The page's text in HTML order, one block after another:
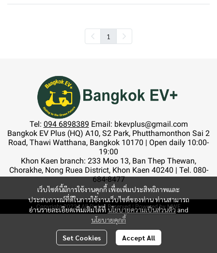
1
เว็บไซต์นี้มีการใช้งานคุกกี้ เพื่อเพิ่มประสิทธิภาพและ
ประสบการณ์ที่ดีในการใช้งานเว็บไซต์ของท่าน ท่านสามารถ
อ่านรายละเอียดเพิ่มเติมได้ที่ นโยบายความเป็นส่วนตัว and
นโยบายคุกกี้
Set Cookies Accept All
Tel: 094 6898389 Email: bkevplus@gmail.com
Bangkok EV Plus (HQ) A10, S2 Park, Phutthamonthon Sai 2
Road, Thawi Watthana, Bangkok 10170 | Open daily 10:00-
19:00
Khon Kaen branch: 233 Moo 13, Ban Thep Thewan,
Chorakhe, Nong Ruea District, Khon Kaen 40240 | Tel. 080-
684-8477
Copyright 2023 | All Rights Reserved | Powered by MWE